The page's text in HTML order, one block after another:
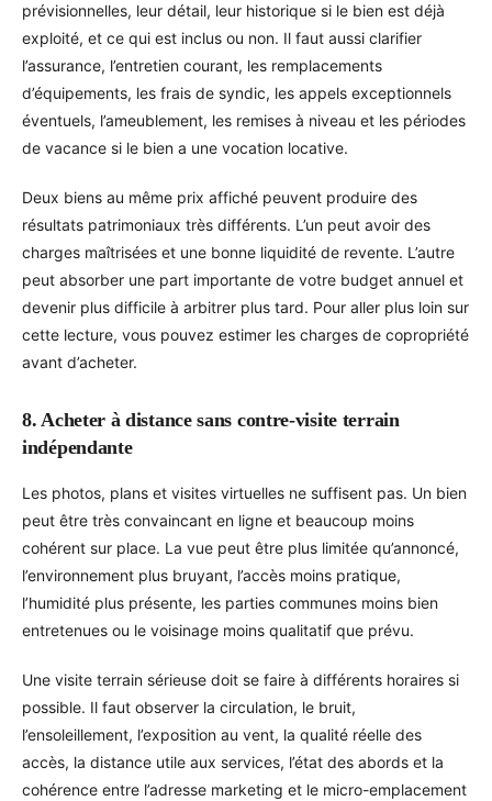
prévisionnelles, leur détail, leur historique si le bien est déjà
exploité, et ce qui est inclus ou non. Il faut aussi clarifier
l’assurance, l’entretien courant, les remplacements
d’équipements, les frais de syndic, les appels exceptionnels
éventuels, l’ameublement, les remises à niveau et les périodes
de vacance si le bien a une vocation locative.
Deux biens au même prix affiché peuvent produire des
résultats patrimoniaux très différents. L’un peut avoir des
charges maîtrisées et une bonne liquidité de revente. L’autre
peut absorber une part importante de votre budget annuel et
devenir plus difficile à arbitrer plus tard. Pour aller plus loin sur
cette lecture, vous pouvez estimer les charges de copropriété
avant d’acheter.
8. Acheter à distance sans contre-visite terrain
indépendante
Les photos, plans et visites virtuelles ne suffisent pas. Un bien
peut être très convaincant en ligne et beaucoup moins
cohérent sur place. La vue peut être plus limitée qu’annoncé,
l’environnement plus bruyant, l’accès moins pratique,
l’humidité plus présente, les parties communes moins bien
entretenues ou le voisinage moins qualitatif que prévu.
Une visite terrain sérieuse doit se faire à différents horaires si
possible. Il faut observer la circulation, le bruit,
l’ensoleillement, l’exposition au vent, la qualité réelle des
accès, la distance utile aux services, l’état des abords et la
cohérence entre l’adresse marketing et le micro-emplacement